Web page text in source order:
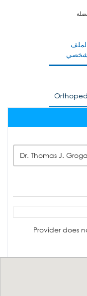
Dr. Thomas J.
Provider does